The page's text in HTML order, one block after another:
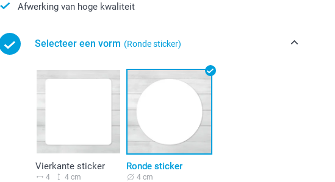
Afwerking van hoge kwaliteit
Selecteer een vorm (Ronde sticker)
Vierkante sticker
4 4 cm
Ronde sticker
4 cm